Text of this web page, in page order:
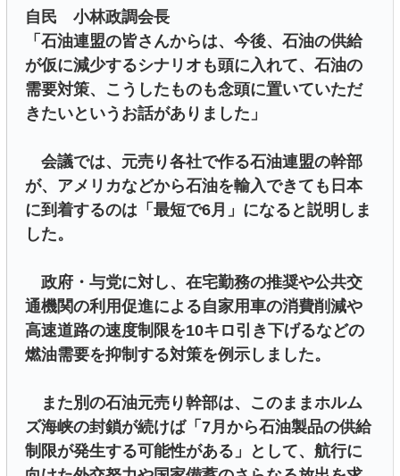
自民 小林政調会長
「石油連盟の皆さんからは、今後、石油の供給
が仮に減少するシナリオも頭に入れて、石油の
需要対策、こうしたものも念頭に置いていただ
きたいというお話がありました」
会議では、元売り各社で作る石油連盟の幹部
が、アメリカなどから石油を輸入できても日本
に到着するのは「最短で6月」になると説明しま
した。
政府・与党に対し、在宅勤務の推奨や公共交
通機関の利用促進による自家用車の消費削減や
高速道路の速度制限を10キロ引き下げるなどの
燃油需要を抑制する対策を例示しました。
また別の石油元売り幹部は、このままホルム
ズ海峡の封鎖が続けば「7月から石油製品の供給
制限が発生する可能性がある」として、航行に